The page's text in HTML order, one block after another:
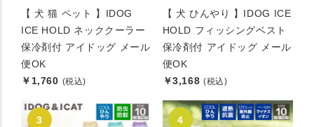
【 犬 猫 ペット 】IDOG
ICE HOLD ネッククーラー
保冷剤付 アイドッグ メール
便OK
￥1,760 (税込)
【 犬 ひんやり 】IDOG ICE
HOLD フィッシングベスト
保冷剤付 アイドッグ メール
便OK
￥3,168 (税込)